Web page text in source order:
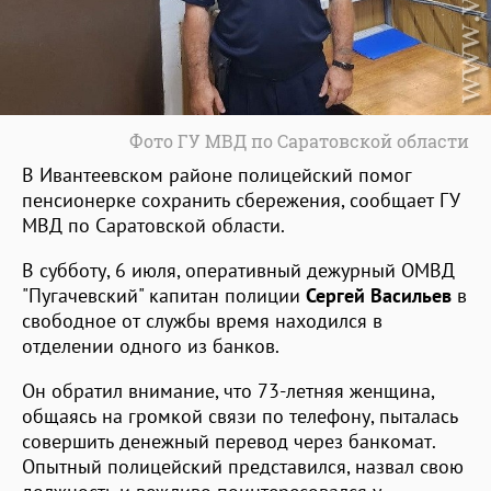
Фото ГУ МВД по Саратовской области
В Ивантеевском районе полицейский помог
пенсионерке сохранить сбережения, сообщает ГУ
МВД по Саратовской области.
В субботу, 6 июля, оперативный дежурный ОМВД
"Пугачевский" капитан полиции Сергей Васильев в
свободное от службы время находился в
отделении одного из банков.
Он обратил внимание, что 73-летняя женщина,
общаясь на громкой связи по телефону, пыталась
совершить денежный перевод через банкомат.
Опытный полицейский представился, назвал свою